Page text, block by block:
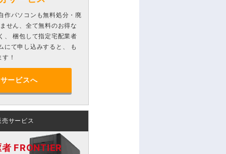
作パソコンも無料処分・廃
せん、全て無料のお得な
、 梱包して指定宅配業者
にて申し込みすると、 も
！
ービスへ
サービス
FRONTIER